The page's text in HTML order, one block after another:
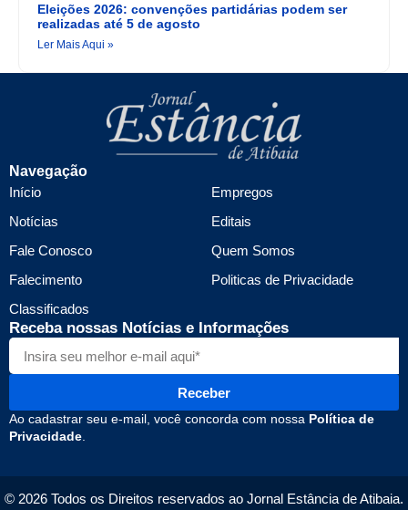
Eleições 2026: convenções partidárias podem ser
realizadas até 5 de agosto
Ler Mais Aqui »
Navegação
Início
Notícias
Fale Conosco
Falecimento
Classificados
Empregos
Editais
Quem Somos
Politicas de Privacidade
Receba nossas Notícias e Informações
Receber
Ao cadastrar seu e-mail, você concorda com nossa Política de
Privacidade
© 2026 Todos os Direitos reservados ao Jornal Estância de Atibaia.